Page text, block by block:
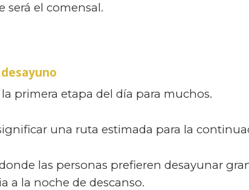
será el comensal.
primera etapa del día para muchos.
una ruta estimada para la
las personas prefieren desayunar
a la noche de descanso.